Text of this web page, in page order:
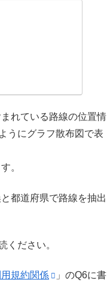
れている路線の位置情
うにグラフ散布図で表
。
都道府県で路線を抽出
ください。
規約関係
」のQ6に書